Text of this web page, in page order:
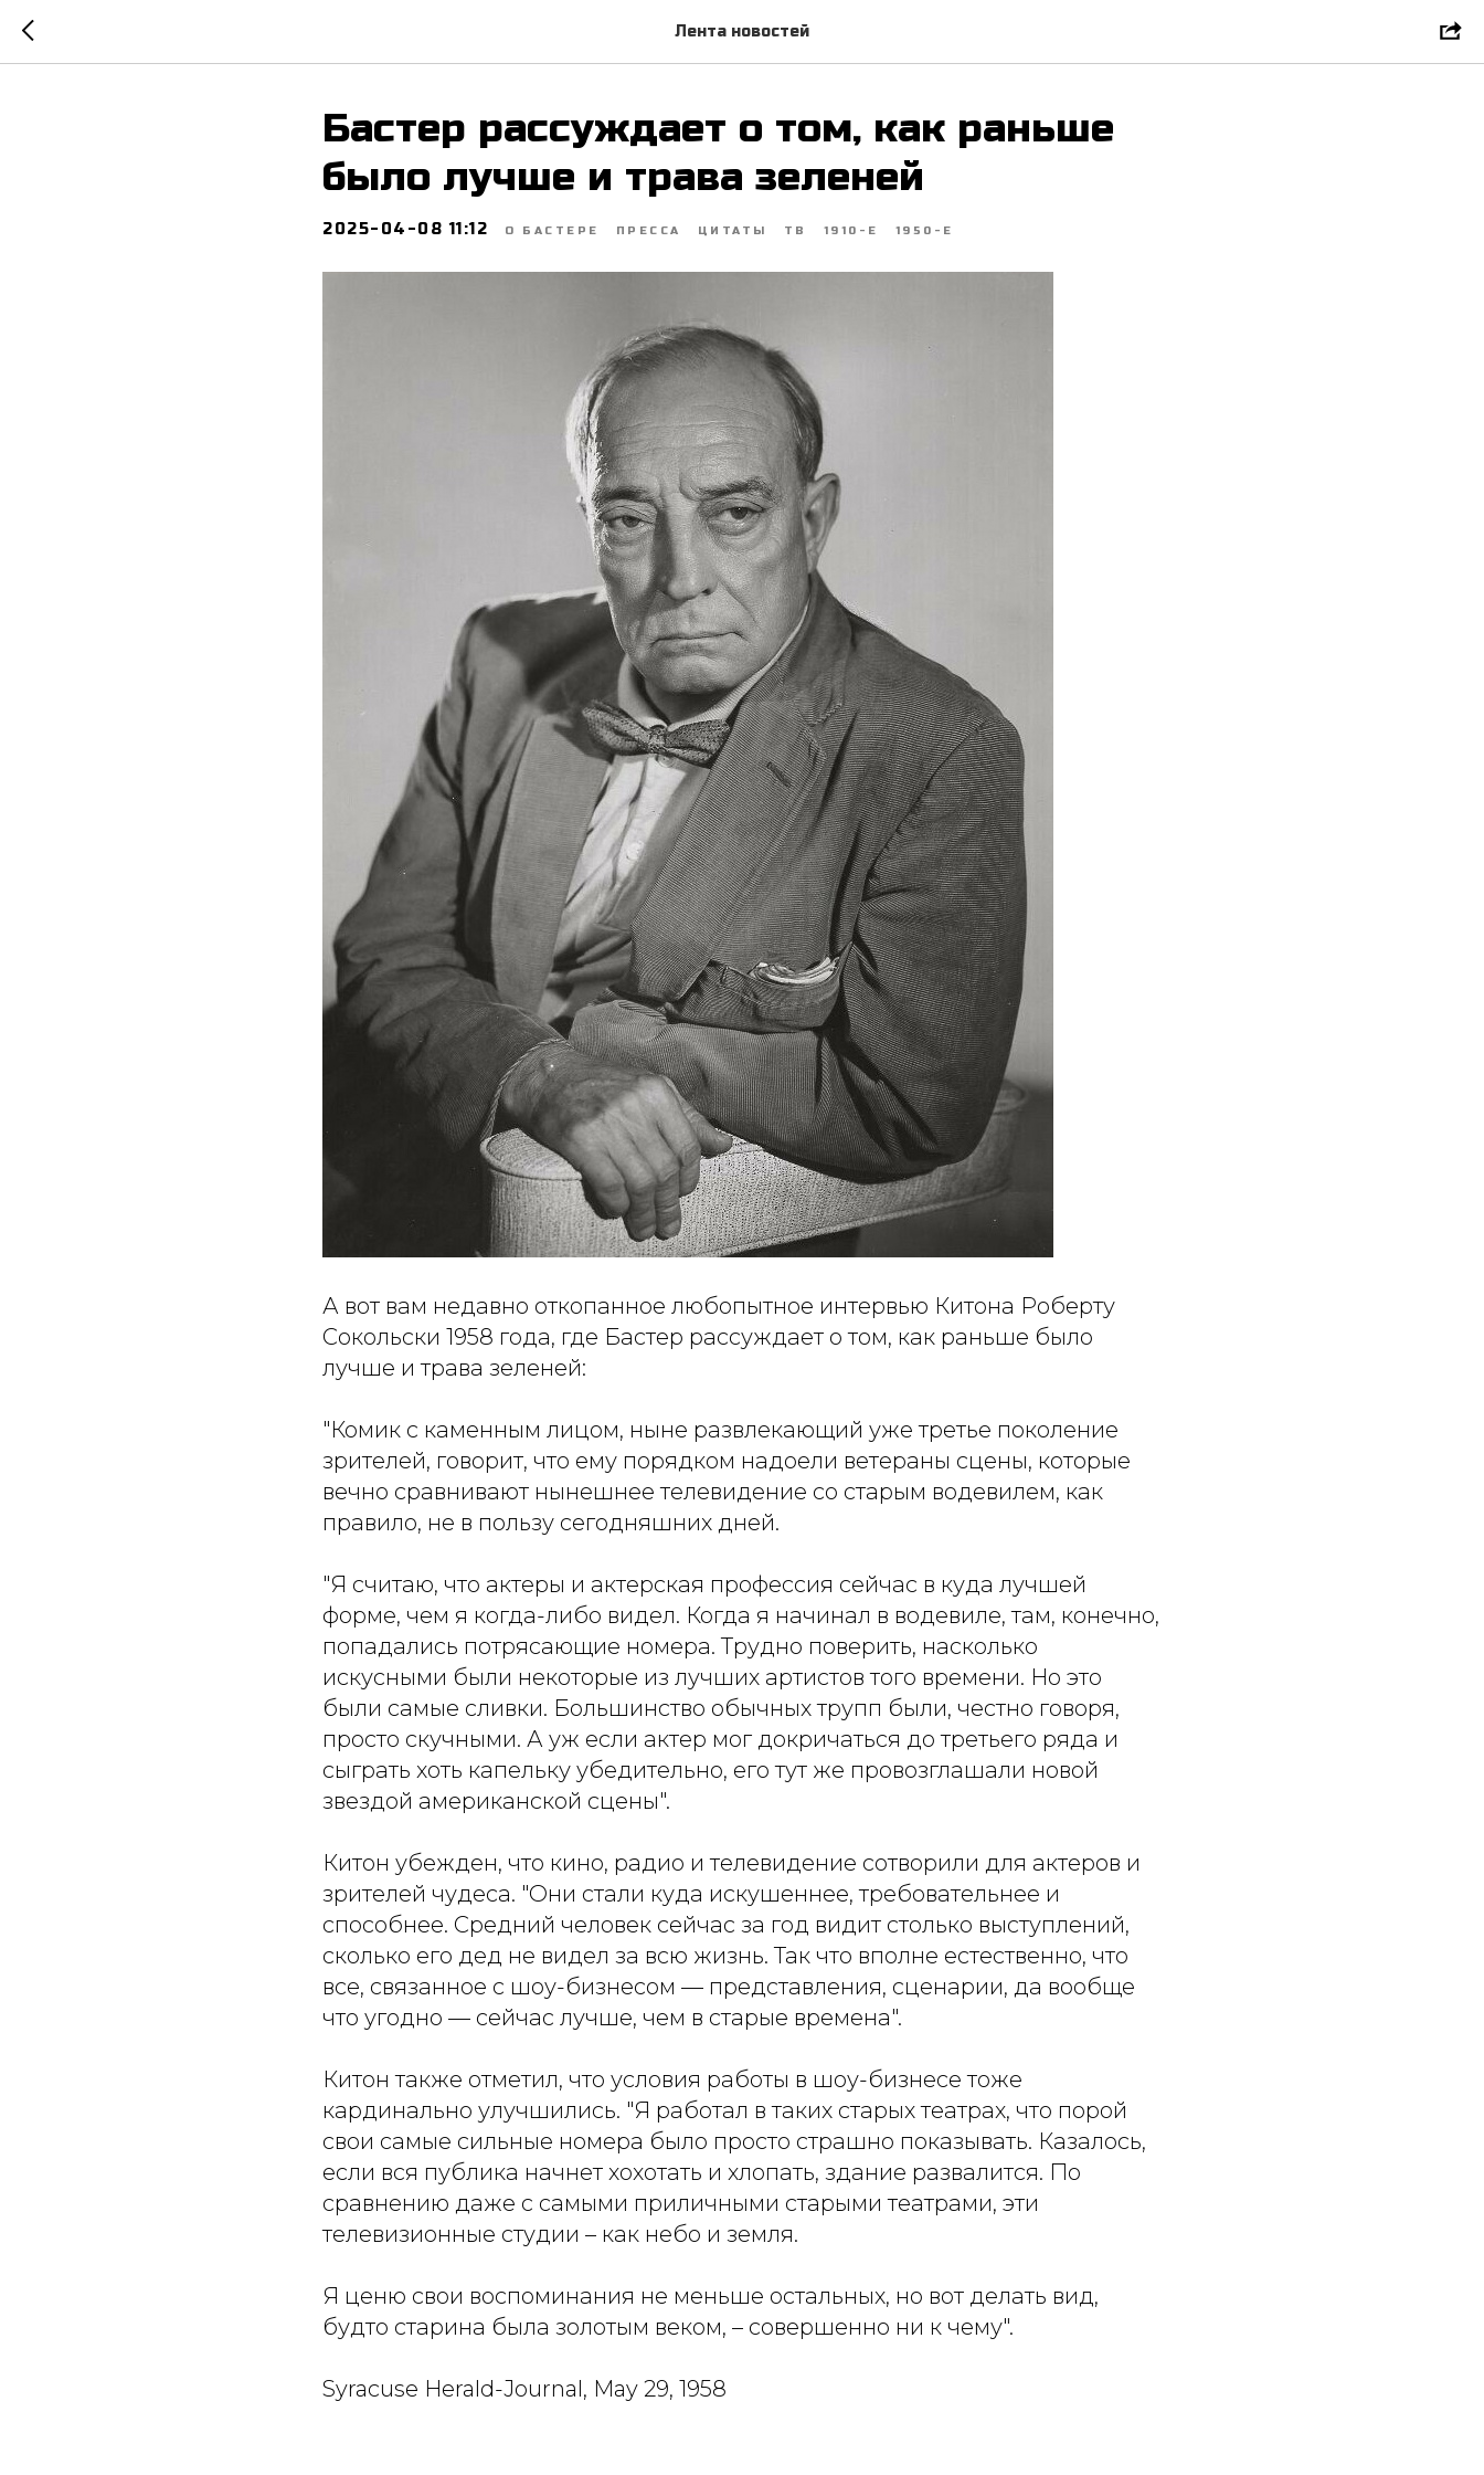
Лента новостей
Бастер рассуждает о том, как раньше
было лучше и трава зеленей
2025-04-08 11:12 О БАСТЕРЕ ПРЕССА ЦИТАТЫ ТВ 1910-Е 1950-Е
А вот вам недавно откопанное любопытное интервью Китона Роберту
Сокольски 1958 года, где Бастер рассуждает о том, как раньше было
лучше и трава зеленей:
"Комик с каменным лицом, ныне развлекающий уже третье поколение
зрителей, говорит, что ему порядком надоели ветераны сцены, которые
вечно сравнивают нынешнее телевидение со старым водевилем, как
правило, не в пользу сегодняшних дней.
"Я считаю, что актеры и актерская профессия сейчас в куда лучшей
форме, чем я когда-либо видел. Когда я начинал в водевиле, там, конечно,
попадались потрясающие номера. Трудно поверить, насколько
искусными были некоторые из лучших артистов того времени. Но это
были самые сливки. Большинство обычных трупп были, честно говоря,
просто скучными. А уж если актер мог докричаться до третьего ряда и
сыграть хоть капельку убедительно, его тут же провозглашали новой
звездой американской сцены".
Китон убежден, что кино, радио и телевидение сотворили для актеров и
зрителей чудеса. "Они стали куда искушеннее, требовательнее и
способнее. Средний человек сейчас за год видит столько выступлений,
сколько его дед не видел за всю жизнь. Так что вполне естественно, что
все, связанное с шоу-бизнесом — представления, сценарии, да вообще
что угодно — сейчас лучше, чем в старые времена".
Китон также отметил, что условия работы в шоу-бизнесе тоже
кардинально улучшились. "Я работал в таких старых театрах, что порой
свои самые сильные номера было просто страшно показывать. Казалось,
если вся публика начнет хохотать и хлопать, здание развалится. По
сравнению даже с самыми приличными старыми театрами, эти
телевизионные студии – как небо и земля.
Я ценю свои воспоминания не меньше остальных, но вот делать вид,
будто старина была золотым веком, – совершенно ни к чему".
Syracuse Herald-Journal, May 29, 1958